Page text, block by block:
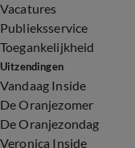
Vacatures
Publieksservice
Toegankelijkheid
Uitzendingen
Vandaag Inside
De Oranjezomer
De Oranjezondag
Veronica Inside